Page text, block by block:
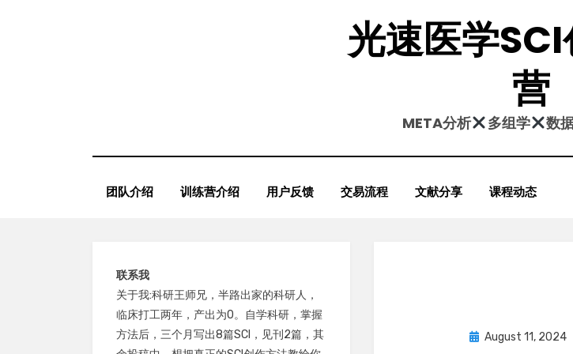
光速医学
营
META分析 多组学 数
团队介绍 训练营介绍 用户反馈 交易流程 文献分享 课程动态
Posted
August 11, 2024
联系我
关于我:科研王师兄，半路出家的科研人，
临床打工两年，产出为0。自学科研，掌握
方法后，三个月写出8篇SCI，见刊2篇，其